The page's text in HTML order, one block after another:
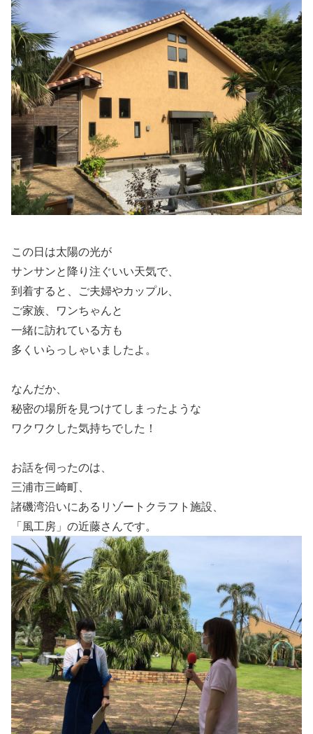
この日は太陽の光が
サンサンと降り注ぐいい天気で、
到着すると、ご夫婦やカップル、
ご家族、ワンちゃんと
一緒に訪れている方も
多くいらっしゃいましたよ。
なんだか、
秘密の場所を見つけてしまったような
ワクワクした気持ちでした！
お話を伺ったのは、
三浦市三崎町、
諸磯湾沿いにあるリゾートクラフト施設、
「風工房」の近藤さんです。